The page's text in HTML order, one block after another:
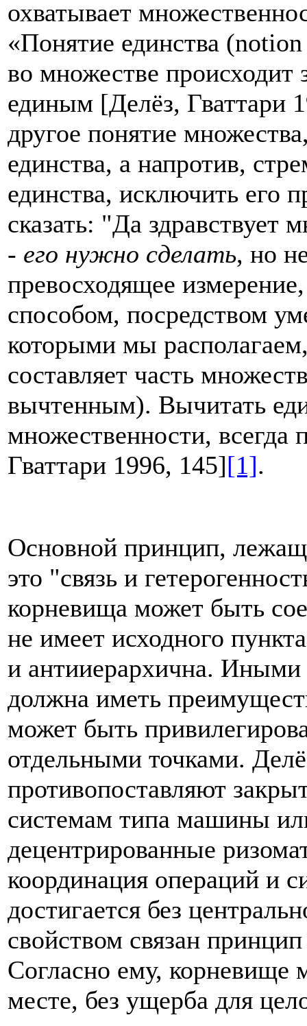
охватывает
«Понятие единства (notion
во множестве происходит
единым [Делёз, Гваттари
другое понятие
единства, а напротив,
единства, исключить его
сказать: "Да
- его нужно сделать, но
превосходящее
способом, посредством
которыми мы
составляет часть
вычтенным). Вычитать
множественности, всегда
Гваттари 1996, 145][1].
Основной принцип,
это "связь и
корневища может быть
не имеет исходного
и антииерархична. Иными
должна иметь
может быть
отдельными точками.
противопоставляют
системам типа машины
децентрированные
координация операций и
достигается без
свойством связан
Согласно ему, корневище
месте, без ущерба для